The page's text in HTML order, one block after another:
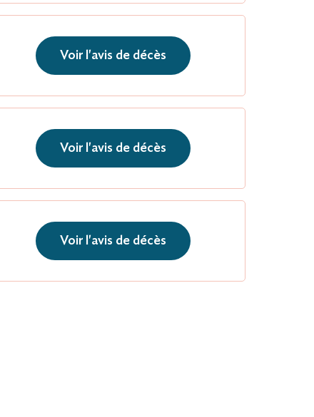
Voir l'avis de décès
Voir l'avis de décès
Voir l'avis de décès